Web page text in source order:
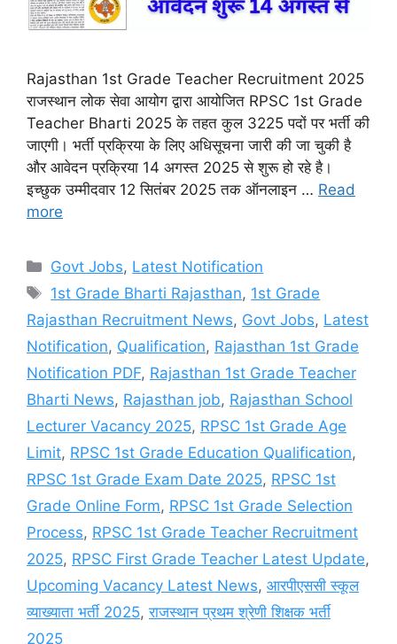
Rajasthan 1st Grade Teacher Recruitment 2025
राजस्थान लोक सेवा आयोग द्वारा आयोजित RPSC 1st Grade
Teacher Bharti 2025 के तहत कुल 3225 पदों पर भर्ती की
जाएगी। भर्ती प्रक्रिया के लिए अधिसूचना जारी की जा चुकी है
और आवेदन प्रक्रिया 14 अगस्त 2025 से शुरू हो रहे है।
इच्छुक उम्मीदवार 12 सितंबर 2025 तक ऑनलाइन … Read
more
Categories
Govt Jobs, Latest Notification
Tags
1st Grade Bharti Rajasthan, 1st Grade
Rajasthan Recruitment News, Govt Jobs, Latest
Notification, Qualification, Rajasthan 1st Grade
Notification PDF, Rajasthan 1st Grade Teacher
Bharti News, Rajasthan job, Rajasthan School
Lecturer Vacancy 2025, RPSC 1st Grade Age
Limit, RPSC 1st Grade Education Qualification,
RPSC 1st Grade Exam Date 2025, RPSC 1st
Grade Online Form, RPSC 1st Grade Selection
Process, RPSC 1st Grade Teacher Recruitment
2025, RPSC First Grade Teacher Latest Update,
Upcoming Vacancy Latest News, आरपीएससी स्कूल
व्याख्याता भर्ती 2025,राजस्थान प्रथम श्रेणी शिक्षक भर्ती
2025